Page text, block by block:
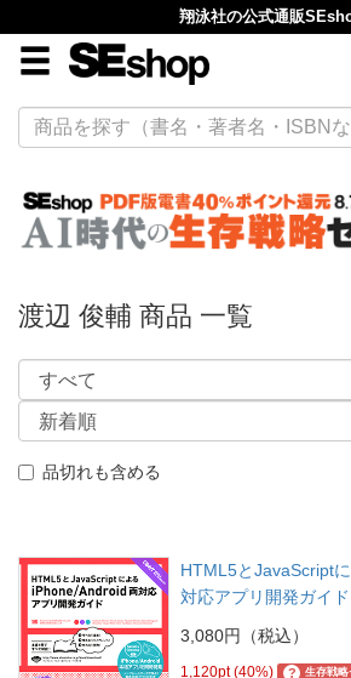
翔泳社の公式通販
渡辺 俊輔 商品 一覧
品切れも含める
HTML5とJavaScript
対応アプリ開発ガイド
3,080円（税込）
1,120pt (40%) ? 生存戦略